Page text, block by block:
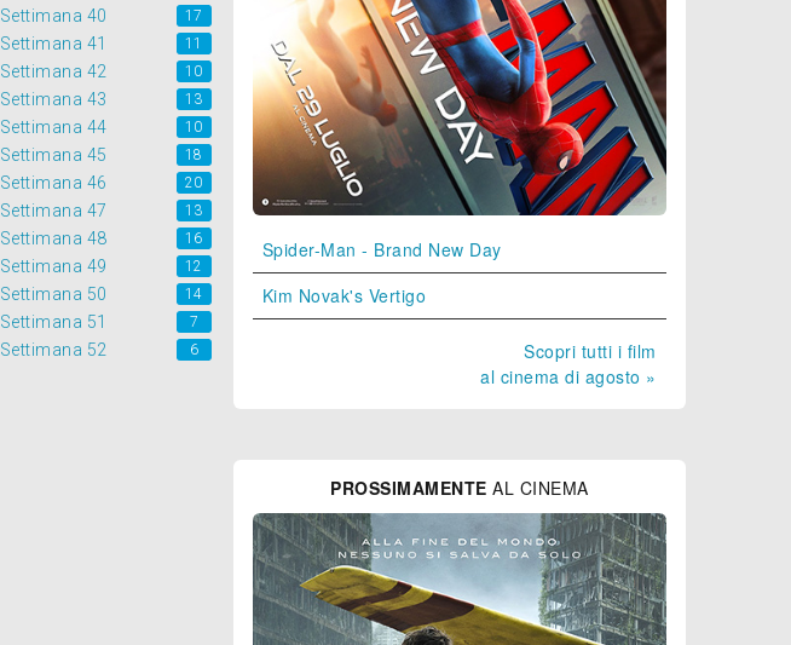
Settimana 40 17
Settimana 41 11
Settimana 42 10
Settimana 43 13
Settimana 44 10
Settimana 45 18
Settimana 46 20
Settimana 47 13
Settimana 48 16
Settimana 49 12
Settimana 50 14
Settimana 51 7
Settimana 52 6
Spider-Man - Brand New Day
Kim Novak's Vertigo
Scopri tutti i film
al cinema di agosto »
PROSSIMAMENTE AL CINEMA